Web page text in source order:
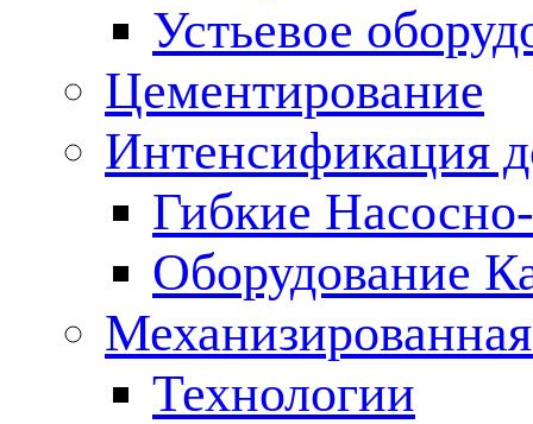
Устьевое
Цементирование
Интенсификация
Гибкие
Оборудование
Технологии